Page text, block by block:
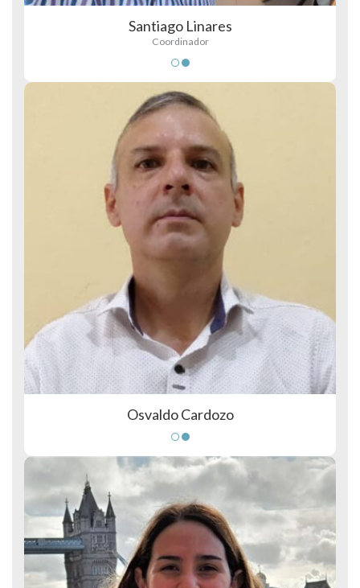
Santiago Linares
Coordinador
Osvaldo Cardozo